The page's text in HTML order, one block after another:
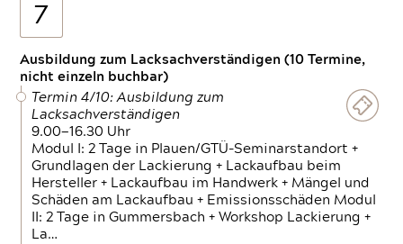
7
Ausbildung zum Lacksachverständigen (10 Termine,
nicht einzeln buchbar)
Termin 4/10: Ausbildung zum
Lacksachverständigen
9.00—16.30 Uhr
Modul I: 2 Tage in Plauen/GTÜ-Seminarstandort +
Grundlagen der Lackierung + Lackaufbau beim
Hersteller + Lackaufbau im Handwerk + Mängel und
Schäden am Lackaufbau + Emissionsschäden Modul
II: 2 Tage in Gummersbach + Workshop Lackierung +
La…